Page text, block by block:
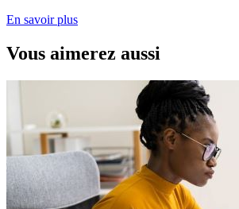
En savoir plus
Vous aimerez aussi